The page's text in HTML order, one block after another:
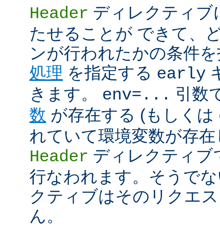
Header ディレクティブ
たせることが できて、
ンが行われたかの条件
処理 を指定する early
きます。 env=... 引数
数 が存在する (もしくは
れていて環境変数が存
Header ディレクティブ
行なわれます。そうで
クティブはそのリクエ
ん。